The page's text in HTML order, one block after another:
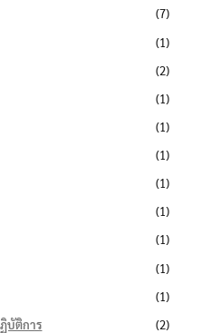
(7)
(1)
(2)
(1)
(1)
(1)
(1)
(1)
(1)
(1)
(1)
บัติการ
(2)